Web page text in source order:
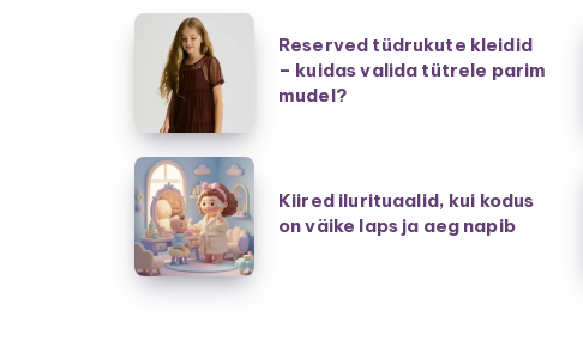
Reserved
tüdrukute
kleidid
kuidas
valida
tütrele
parim
mudel?
Reserved tüdrukute kleidid
– kuidas valida tütrele parim
mudel?
Kiired
ilurituaalid,
kui
kodus
Kiired ilurituaalid, kui kodus
on väike laps ja aeg napib